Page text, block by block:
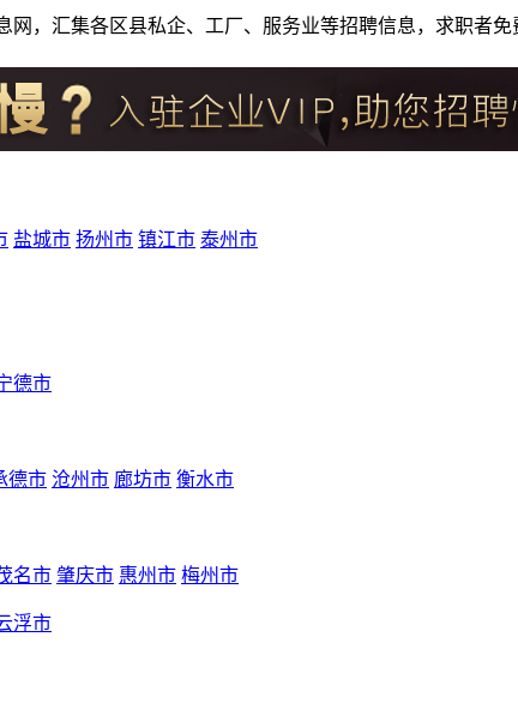
网，汇集各区县私企、工厂、服务业等招聘信息，求职者
盐城市 扬州市 镇江市 泰州市
德市
德市 沧州市 廊坊市 衡水市
名市 肇庆市 惠州市 梅州市
浮市